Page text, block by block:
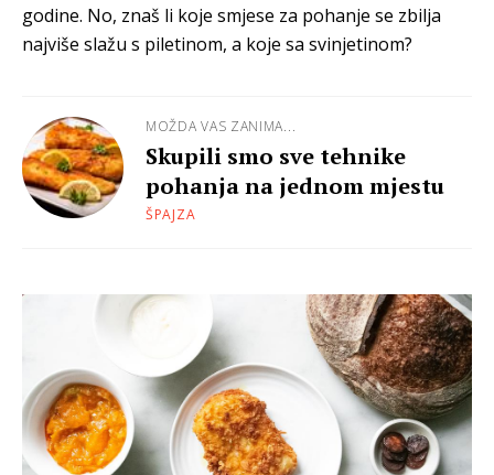
godine. No, znaš li koje smjese za pohanje se zbilja
najviše slažu s piletinom, a koje sa svinjetinom?
MOŽDA VAS ZANIMA...
Skupili smo sve tehnike
pohanja na jednom mjestu
ŠPAJZA